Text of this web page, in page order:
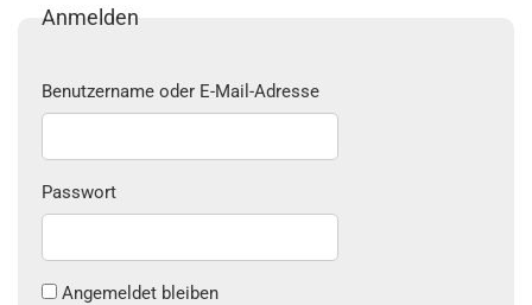
Anmelden
Benutzername oder E-Mail-Adresse
Passwort
Angemeldet bleiben